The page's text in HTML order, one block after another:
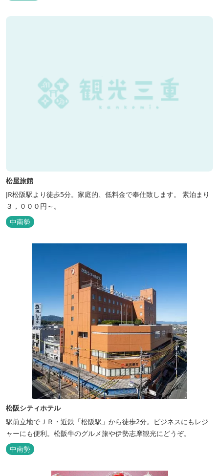
らきれいな海水を引き込み、24時間以内に新鮮な状態で使用するタ
ラソテラピーや、季節の海の幸を楽しめるフレンチと日本料理が堪
松屋旅館
JR松阪駅より徒歩5分。家庭的、低料金で奉仕致します。 素泊まり
３，０００円～。
中南勢
松阪シティホテル
駅前立地でＪＲ・近鉄「松阪駅」から徒歩2分。ビジネスにもレジ
ャーにも便利。松阪牛のグルメ旅や伊勢志摩観光にどうぞ。
中南勢